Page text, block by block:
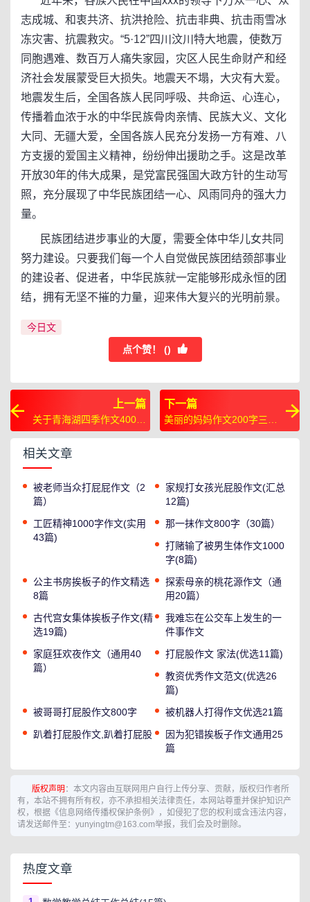
志成城、和衷共济、抗洪抢险、抗击非典、抗击雨雪冰
冻灾害、抗震救灾。“5·12”四川汶川特大地震，使数万
同胞遇难、数百万人痛失家园，灾区人民生命财产和经
济社会发展蒙受巨大损失。地震天不塌，大灾有大爱。
地震发生后，全国各族人民同呼吸、共命运、心连心，
传播着血浓于水的中华民族骨肉亲情、民族大义、文化
大同、无疆大爱，全国各族人民充分发扬一方有难、八
方支援的爱国主义精神，纷纷伸出援助之手。这是改革
开放30年的伟大成果，是党富民强国大政方针的生动写
照，充分展现了中华民族团结一心、风雨同舟的强大力
量。
民族团结进步事业的大厦，需要全体中华儿女共同
努力建设。只要我们每一个人自觉做民族团结颈部事业
的建设者、促进者，中华民族就一定能够形成永恒的团
结，拥有无坚不摧的力量，迎来伟大复兴的光明前景。
今日文
点个赞！ ()
上一篇
关于青海湖四季作文400字
(共58篇)
下一篇
美丽的妈妈作文200字三年
级15篇
相关文章
被老师当众打屁屁作文（2
篇）
家规打女孩光屁股作文(汇总
12篇)
工匠精神1000字作文(实用
43篇)
那一抹作文800字（30篇）
打赌输了被男生体作文1000
字(8篇)
公主书房挨板子的作文精选
8篇
探索母亲的桃花源作文（通
用20篇）
古代宫女集体挨板子作文(精
选19篇)
我难忘在公交车上发生的一
件事作文
家庭狂欢夜作文（通用40
篇）
打屁股作文 家法(优选11篇)
教资优秀作文范文(优选26
篇)
被哥哥打屁股作文800字
被机器人打得作文优选21篇
趴着打屁股作文,趴着打屁股
因为犯错挨板子作文通用25
篇
版权声明 ：本文内容由互联网用户自行上传分享、贡献，版权归作者所
有，本站不拥有所有权，亦不承担相关法律责任，本网站尊重并保护知识产
权，根据《信息网络传播权保护条例》，如侵犯了您的权利或含违法内容，
请发送邮件至：yunyingtm@163.com举报，我们会及时删除。
热度文章